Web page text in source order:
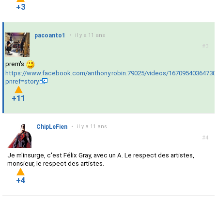
+3
#3
pacoanto1 • il y a 11 ans
prem's
https://www.facebook.com/anthony.robin.79025/videos/
pnref=story
+11
#4
ChipLeFien • il y a 11 ans
Je m'insurge, c'est Félix Gray, avec un A. Le respect des artistes,
monsieur, le respect des artistes.
+4